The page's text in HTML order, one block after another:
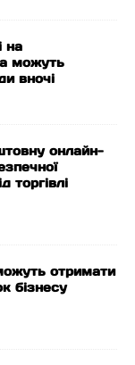
на
можуть
вночі
онлайн-
торгівлі
отримати
бізнесу